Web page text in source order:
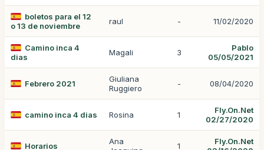
boletos para el 12
o 13 de noviembre
raul - 11/02/2020
Camino inca 4
dias
Magali 3
Pablo
05/05/2021
Febrero 2021
Giuliana
Ruggiero
- 08/04/2020
camino inca 4 dias Rosina 1
Fly.On.Net
02/27/2020
Horarios
Ana
1
Fly.On.Net